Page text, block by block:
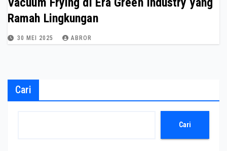
Ramah Lingkungan
30 MEI 2025 ABROR
Cari
Cari